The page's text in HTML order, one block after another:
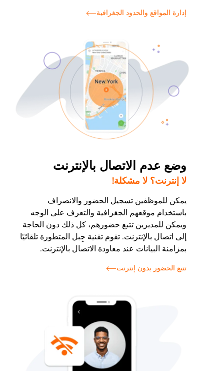
إدارة المواقع والحدود الجغرافية
وضع عدم الاتصال بالإنترنت
لا إنترنت؟ لا مشكلة!
يمكن للموظفين تسجيل الحضور والانصراف
باستخدام موقعهم الجغرافية والتعرف على الوجه
ويمكن للمديرين تتبع حضورهم، كل ذلك دون الحاجة
إلى اتصال بالإنترنت. تقوم تقنية جِبل المتطورة تلقائيًا
بمزامنة البيانات عند معاودة الاتصال بالإنترنت.
تتبع الحضور بدون إنترنت